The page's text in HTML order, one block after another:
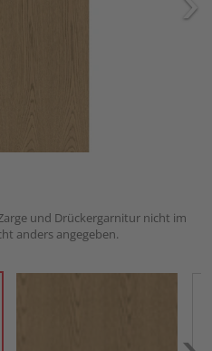
und Drückergarnitur nicht im
anders angegeben.